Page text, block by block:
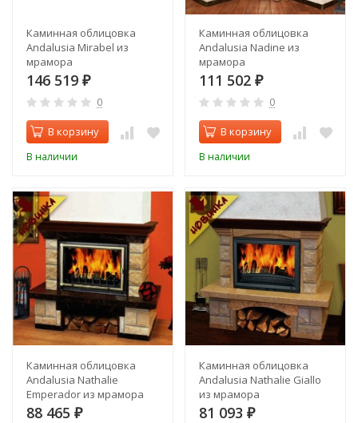
Каминная облицовка
Andalusia Mirabel из
мрамора
146 519 ₽
0
В корзину
В наличии
Каминная облицовка
Andalusia Nadine из
мрамора
111 502 ₽
0
В корзину
В наличии
Каминная облицовка
Andalusia Nathalie
Emperador из мрамора
88 465 ₽
Каминная облицовка
Andalusia Nathalie Giallo
из мрамора
81 093 ₽